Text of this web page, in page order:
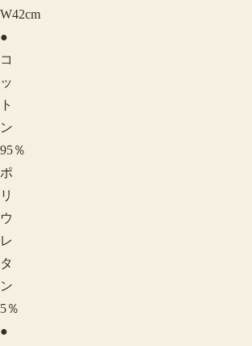
W42cm
●
コ
ッ
ト
ン
95％
ポ
リ
ウ
レ
タ
ン
5％
●